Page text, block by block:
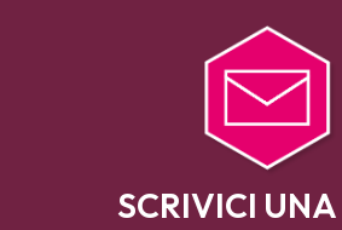
SCRIVICI